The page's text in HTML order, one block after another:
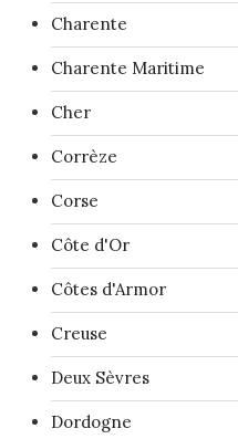
Charente
Charente Maritime
Cher
Corrèze
Corse
Côte d'Or
Côtes d'Armor
Creuse
Deux Sèvres
Dordogne